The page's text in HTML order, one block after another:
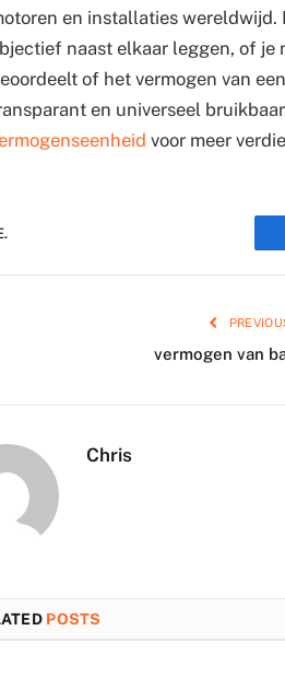
en installaties
naast elkaar leggen, of je
of het vermogen van
en universeel
voor meer
vermogen van
Chris
POSTS